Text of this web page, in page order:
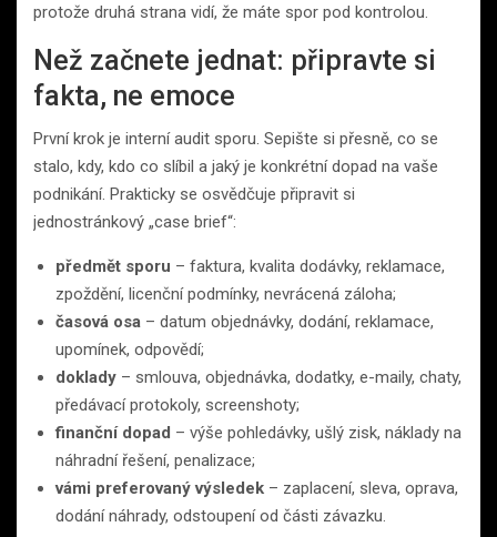
protože druhá strana vidí, že máte spor pod kontrolou.
Než začnete jednat: připravte si
fakta, ne emoce
První krok je interní audit sporu. Sepište si přesně, co se
stalo, kdy, kdo co slíbil a jaký je konkrétní dopad na vaše
podnikání. Prakticky se osvědčuje připravit si
jednostránkový „case brief“:
předmět sporu – faktura, kvalita dodávky, reklamace,
zpoždění, licenční podmínky, nevrácená záloha;
časová osa – datum objednávky, dodání, reklamace,
upomínek, odpovědí;
doklady – smlouva, objednávka, dodatky, e-maily, chaty,
předávací protokoly, screenshoty;
finanční dopad – výše pohledávky, ušlý zisk, náklady na
náhradní řešení, penalizace;
vámi preferovaný výsledek – zaplacení, sleva, oprava,
dodání náhrady, odstoupení od části závazku.